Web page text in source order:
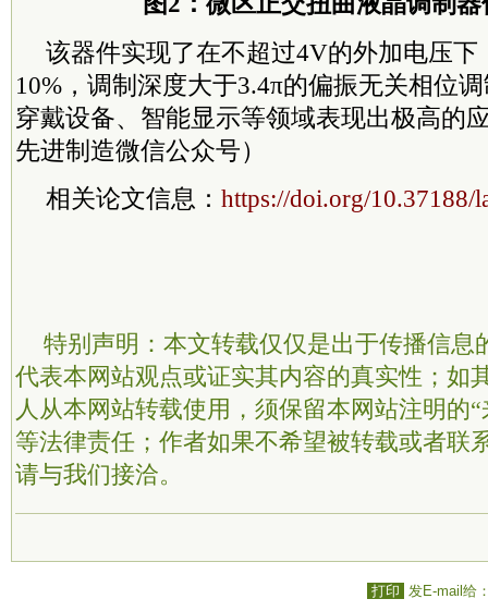
该器件实现了在不超过4V的外加电压下
10%，调制深度大于3.4π的偏振无关相位
穿戴设备、智能显示等领域表现出极高的
先进制造微信公众号）
相关论文信息： https://doi.org/10.37188/
特别声明：本文转载仅仅是出于传播信息
代表本网站观点或证实其内容的真实性；如
人从本网站转载使用，须保留本网站注明的
等法律责任；作者如果不希望被转载或者联
请与我们接洽。
打印 发E-mail给